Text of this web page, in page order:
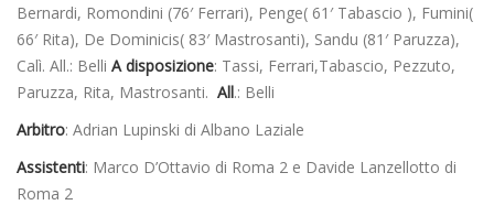
Bernardi, Romondini (76′ Ferrari), Penge( 61′ Tabascio ), Fumini(
66′ Rita), De Dominicis( 83′ Mastrosanti), Sandu (81′ Paruzza),
Calì. All.: Belli A disposizione: Tassi, Ferrari,Tabascio, Pezzuto,
Paruzza, Rita, Mastrosanti. All.: Belli
Arbitro: Adrian Lupinski di Albano Laziale
Assistenti: Marco D’Ottavio di Roma 2 e Davide Lanzellotto di
Roma 2